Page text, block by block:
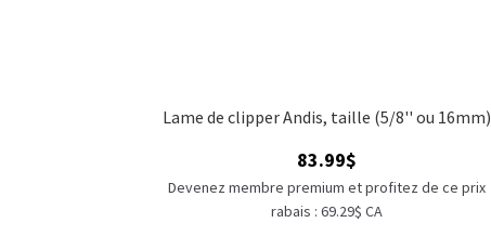
Lame de clipper Andis, taille (5/8'' ou 16mm)
83.99$
Devenez membre premium et profitez de ce prix
rabais : 69.29$ CA